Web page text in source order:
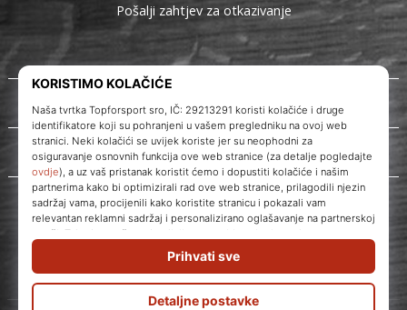
WePlayVolleyball.hr
O nama
Korisnička podrška
Pošalji zahtjev za otkazivanje